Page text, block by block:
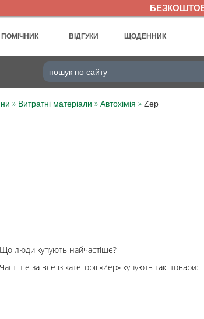
ПОМІЧНИК ВІДГУКИ ЩОДЕННИК
UA
» Витратні матеріали » Автохімія » Zep
Що люди купують найчастіше?
Частіше за все із категорії «Zep» купують такі товари: